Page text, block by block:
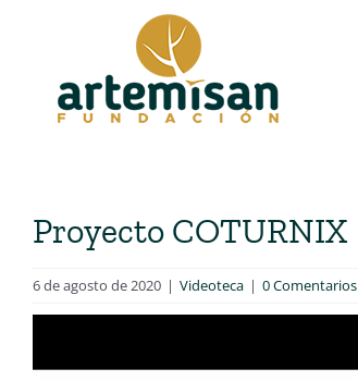
contenido
Proyecto COTURNIX
6 de agosto de 2020 | Videoteca | 0 Comentarios